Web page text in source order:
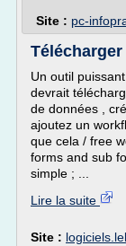
Site : pc-
Un outil
devrait
de données ,
ajoutez un
que cela / free
forms and sub
simple ; ...
Lire la suite
Site :